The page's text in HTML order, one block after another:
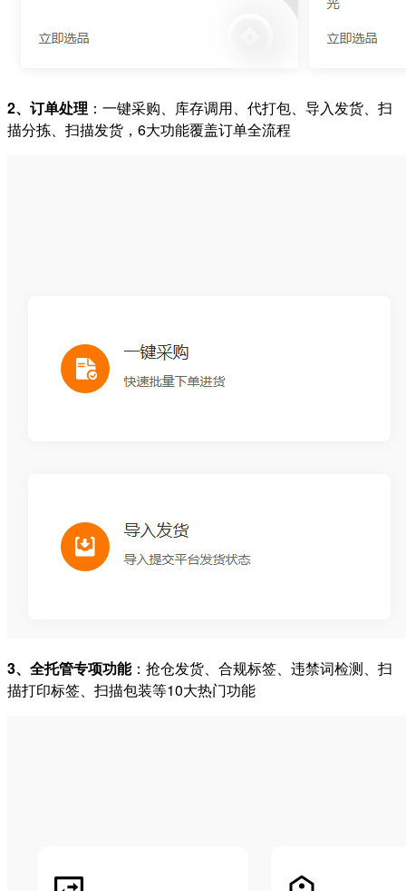
2、订单处理 ：一键采购、库存调用、代打包、导入发货、扫
描分拣、扫描发货，6大功能覆盖订单全流程
3、全托管专项功能：抢仓发货、合规标签、违禁词检测、扫
描打印标签、扫描包装等10大热门功能